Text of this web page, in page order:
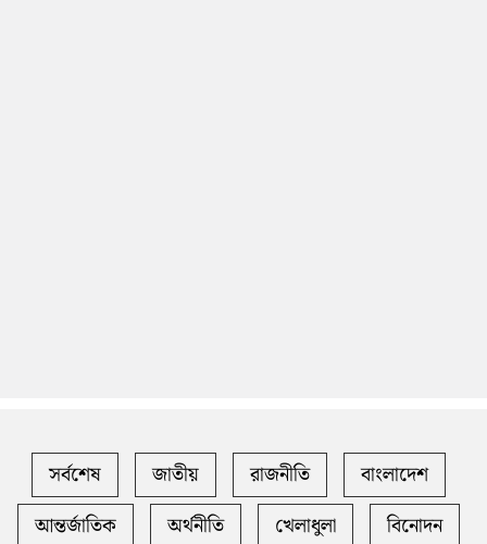
সর্বশেষ জাতীয় রাজনীতি
বাংলাদেশ
আন্তর্জাতিক
অর্থনীতি খেলাধুলা
বিনোদন